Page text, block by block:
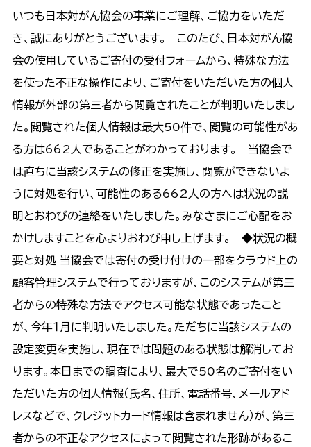
いつも日本対がん協会の事業にご理解、ご協力をいただ
き、誠にありがとうございます。 このたび、日本対がん協
会の使用しているご寄付の受付フォームから、特殊な方法
を使った不正な操作により、ご寄付をいただいた方の個人
情報が外部の第三者から閲覧されたことが判明いたしまし
た。閲覧された個人情報は最大50件で、閲覧の可能性があ
る方は662人であることがわかっております。 当協会で
は直ちに当該システムの修正を実施し、閲覧ができないよ
うに対処を行い、可能性のある662人の方へは状況の説
明とおわびの連絡をいたしました。みなさまにご心配をお
かけしますことを心よりおわび申し上げます。 ◆状況の概
要と対処 当協会では寄付の受け付けの一部をクラウド上の
顧客管理システムで行っておりますが、このシステムが第三
者からの特殊な方法でアクセス可能な状態であったこと
が、今年１月に判明いたしました。ただちに当該システムの
設定変更を実施し、現在では問題のある状態は解消してお
ります。本日までの調査により、最大で50名のご寄付をい
ただいた方の個人情報（氏名、住所、電話番号、メールアド
レスなどで、クレジットカード情報は含まれません）が、第三
者からの不正なアクセスによって閲覧された形跡があるこ